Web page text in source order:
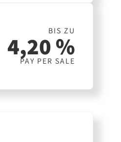
BIS ZU
4,20 %
PAY PER SALE